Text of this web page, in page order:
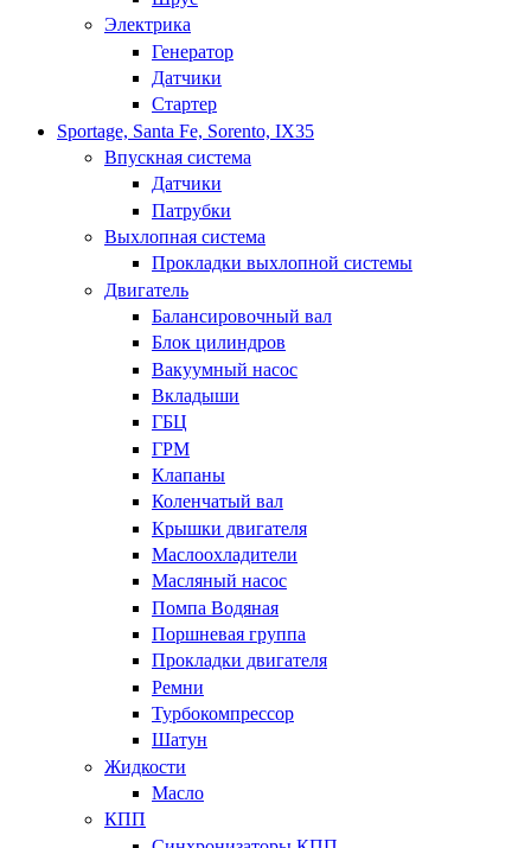
Электрика
Генератор
Датчики
Стартер
Sportage, Santa Fe, Sorento, IX35
Впускная система
Датчики
Патрубки
Выхлопная система
Прокладки выхлопной системы
Двигатель
Балансировочный вал
Блок цилиндров
Вакуумный насос
Вкладыши
ГБЦ
ГРМ
Клапаны
Коленчатый вал
Крышки двигателя
Маслоохладители
Масляный насос
Помпа Водяная
Поршневая группа
Прокладки двигателя
Ремни
Турбокомпрессор
Шатун
Жидкости
Масло
КПП